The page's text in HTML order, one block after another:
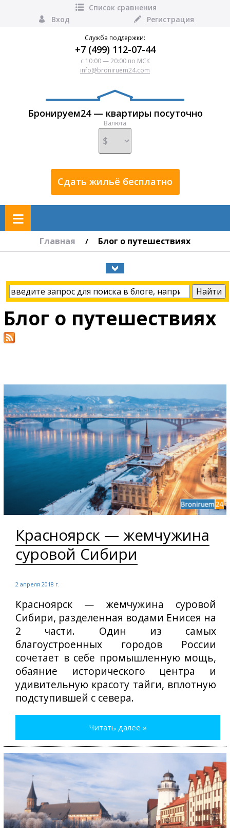
Список сравнения
Вход
Регистрация
Служба поддержки:
+7 (499) 112-07-44
с 10:00 — 20:00 по МСК
info@broniruem24.com
Бронируем24 — квартиры посуточно
Валюта
Сдать жильё бесплатно
≡
Главная / Блог о путешествиях
Блог о путешествиях
Красноярск — жемчужина
суровой Сибири
2 апреля 2018 г.
Красноярск — жемчужина суровой
Сибири, разделенная водами Енисея на
2 части. Один из самых
благоустроенных городов России
сочетает в себе промышленную мощь,
обаяние исторического центра и
удивительную красоту тайги, вплотную
подступившей с севера.
Читать далее »